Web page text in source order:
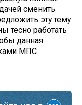
сменить
эту тему
тесно работать
данная
МПС.